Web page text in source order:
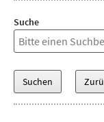
Suche